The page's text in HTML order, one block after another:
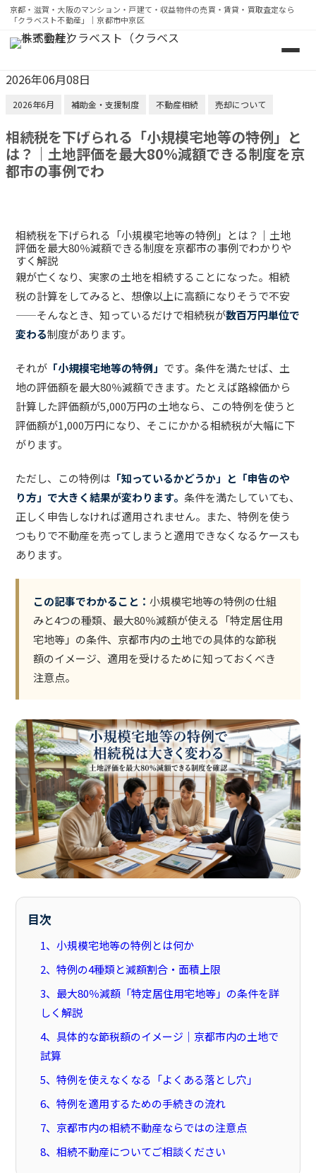
京都・滋賀・大阪のマンション・戸建て・収益物件の売買・賃貸・買取査定なら
「クラベスト不動産」｜京都市中京区
京都・滋賀・大阪のマンション・戸建て・収益物件の売
2026年06月08日
2026年6月 補助金・支援制度 不動産相続 売却について
相続税を下げられる「小規模宅地等の特例」と
は？｜土地評価を最大80％減額できる制度を京
都市の事例でわ
相続税を下げられる「小規模宅地等の特例」とは？｜土地
評価を最大80％減額できる制度を京都市の事例でわかりや
すく解説
親が亡くなり、実家の土地を相続することになった。相続
税の計算をしてみると、想像以上に高額になりそうで不安
——そんなとき、知っているだけで相続税が数百万円単位で
変わる制度があります。
それが 「小規模宅地等の特例」 です。条件を満たせば、土
地の評価額を最大80％減額できます。たとえば路線価から
計算した評価額が5,000万円の土地なら、この特例を使うと
評価額が1,000万円になり、そこにかかる相続税が大幅に下
がります。
ただし、この特例は 「知っているかどうか」と「申告のや
り方」で大きく結果が変わります。条件を満たしていても、
正しく申告しなければ適用されません。また、特例を使う
つもりで不動産を売ってしまうと適用できなくなるケースも
あります。
この記事でわかること：小規模宅地等の特例の仕組
みと4つの種類、最大80％減額が使える「特定居住用
宅地等」の条件、京都市内の土地での具体的な節税
額のイメージ、適用を受けるために知っておくべき
注意点。
目次
1、小規模宅地等の特例とは何か
2、特例の4種類と減額割合・面積上限
3、最大80％減額「特定居住用宅地等」の条件を詳
しく解説
4、具体的な節税額のイメージ｜京都市内の土地で
試算
5、特例を使えなくなる「よくある落とし穴」
6、特例を適用するための手続きの流れ
7、京都市内の相続不動産ならではの注意点
8、相続不動産についてご相談ください